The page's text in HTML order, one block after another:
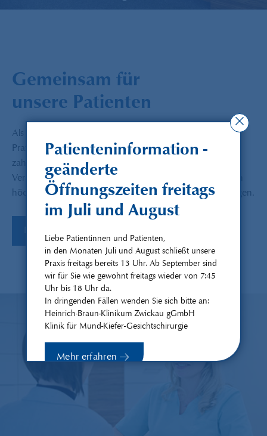
Patienteninformation -
geänderte
Öffnungszeiten freitags
im Juli und August
Liebe Patientinnen und Patienten,
in den Monaten Juli und August schließt unsere
Praxis freitags bereits 13 Uhr. Ab September sind
wir für Sie wie gewohnt freitags wieder von 7:45
Uhr bis 18 Uhr da.
In dringenden Fällen wenden Sie sich bitte an:
Heinrich-Braun-Klinikum Zwickau gGmbH
Klinik für Mund-Kiefer-Gesichtschirurgie
Mehr erfahren
Gemeinsam für
unsere Patienten
Als Überweisungspraxis ist das Fundament unserer
Praxistätigkeit die kollegiale Zusammenarbeit mit allen
zahnärztlich tätigen Kollegen. Wir sehen unsere
Verantwortlichkeit darin, chirurgische Dienstleistungen in
höchster Qualität für überweisende Zahnärzte zu erbringen.